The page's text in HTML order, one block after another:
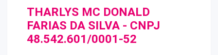
THARLYS MC DONALD
FARIAS DA SILVA - CNPJ
48.542.601/0001-52